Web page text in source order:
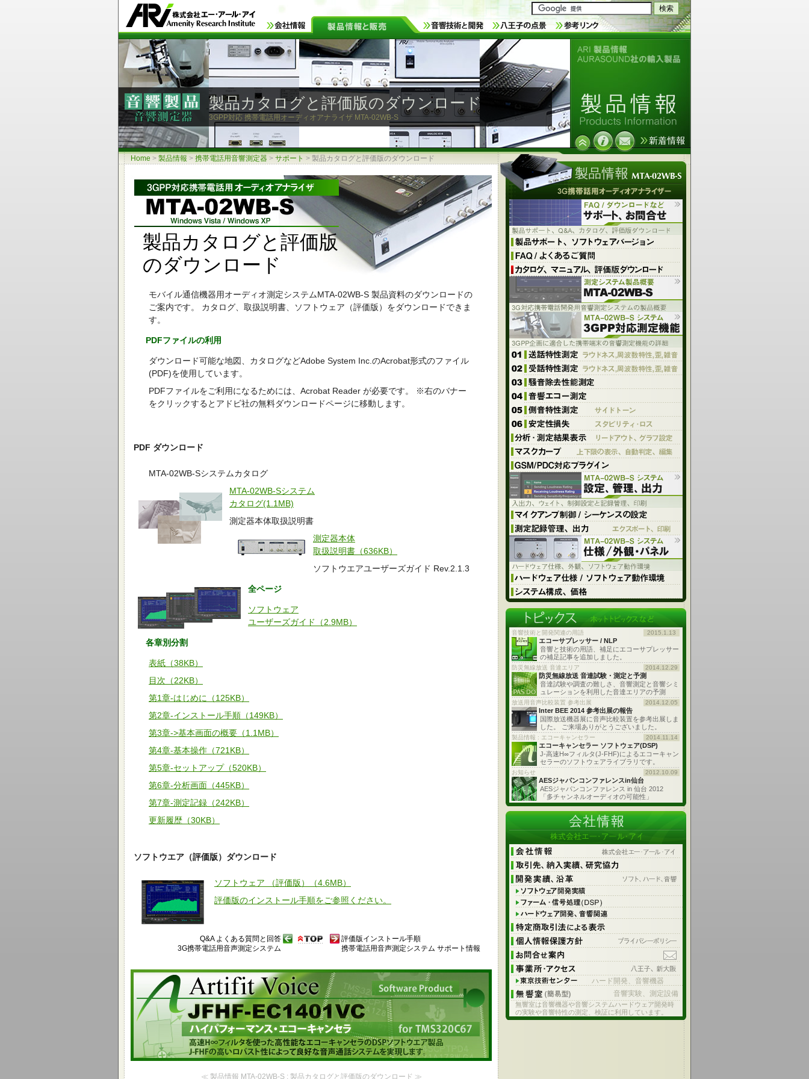
製品カタログと評価版のダウンロード
3GPP対応 携帯電話用オーディオアナライザ MTA-02WB-S
Home > 製品情報 > 携帯電話用音響測定器 > サポート > 製品カタログと評価版のダウンロード
製品カタログと評価版
のダウンロード
モバイル通信機器用オーディオ測定システムMTA-02WB-S 製品資料のダウンロードの
ご案内です。 カタログ、取扱説明書、ソフトウェア（評価版）をダウンロードできま
す。
PDFファイルの利用
ダウンロード可能な地図、カタログなどAdobe System Inc.のAcrobat形式のファイル
(PDF)を使用しています。
PDFファイルをご利用になるためには、Acrobat Reader が必要です。 ※右のバナー
をクリックするとアドビ社の無料ダウンロードページに移動します。
PDF ダウンロード
MTA-02WB-Sシステムカタログ
MTA-02WB-Sシステム
カタログ(1.1MB)
測定器本体取扱説明書
測定器本体
取扱説明書（636KB）
ソフトウエアユーザーズガイド Rev.2.1.3
全ページ
ソフトウェア
ユーザーズガイド（2.9MB）
各章別分割
表紙（38KB）
目次（22KB）
第1章-はじめに（125KB）
第2章-インストール手順（149KB）
第3章->基本画面の概要（1.1MB）
第4章-基本操作（721KB）
第5章-セットアップ（520KB）
第6章-分析画面（445KB）
第7章-測定記録（242KB）
更新履歴（30KB）
ソフトウエア（評価版）ダウンロード
ソフトウェア （評価版）（4.6MB）
評価版のインストール手順をご参照ください。
Q&A よくある質問と回答
3G携帯電話用音声測定システム
評価版インストール手順
携帯電話用音声測定システム サポート情報
音響技術と開発関連の用語 2015.1.13
エコーサプレッサー / NLP
音響と技術の用語、補足にエコーサプレッサー
の補足記事を追加しました。
防災無線放送 音達エリア 2014.12.29
防災無線放送 音達試験・測定と予測
音達試験や調査の難しさ、音響測定と音響シミ
ュレーションを利用した音達エリアの予測
放送用音声比較装置 参考出展 2014.12.05
Inter BEE 2014 参考出展の報告
国際放送機器展に音声比較装置を参考出展しま
した。 ご来場ありがとうございました。
製品情報 : エコーキャンセラー 2014.11.14
エコーキャンセラー ソフトウェア(DSP)
J-高速H∞フィルタ(J-FHF)によるエコーキャン
セラーのソフトウェアライブラリです。
お知らせ 2012.10.09
AESジャパンコンファレンスin仙台
AESジャパンコンファレンス in 仙台 2012
「多チャンネルオーディオの可能性」
ハード開発、音響機器
音響実験、測定設備
無響室は音響機器や音響システムハードウェア開発時
の実験や音響特性の測定、検証に利用しています。
Artifit Voice JFHF-EC1401VC
高速H∞フィルタを使った高性能なエコーキャンセラのDSPソフトウェア製品 J-FHFの高いロバスト性によって
良好な音声通話システムを実現します。
≪ 製品情報 MTA-02WB-S : 製品カタログと評価版のダウンロード ≫